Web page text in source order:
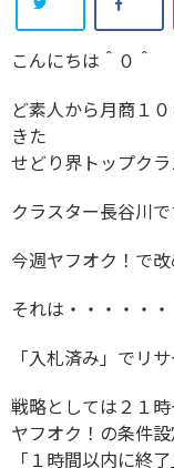
こんにちは＾０＾
ど素人から月商１
きた
せどり界トップク
クラスター長谷川で
今週ヤフオク！で改
それは・・・・・・
「入札済み」でリ
戦略としては２１
ヤフオク！の条件
「１時間以内に終